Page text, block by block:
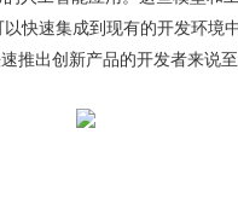
速集成到现有的开发环境
推出创新产品的开发者来说至